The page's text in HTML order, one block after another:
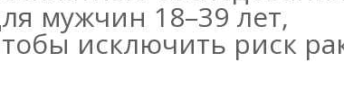
мужчин 18–39 лет,
исключить риск